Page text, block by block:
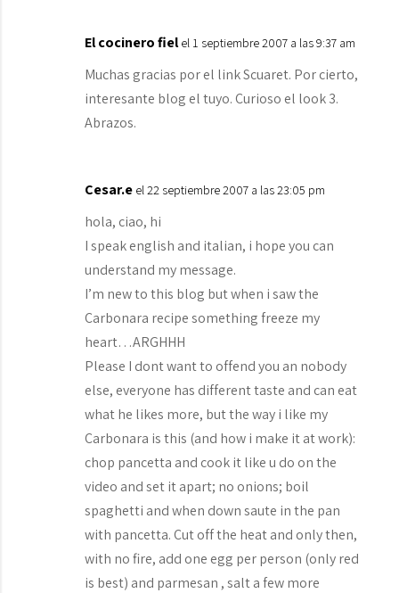
El cocinero fiel el 1 septiembre 2007 a las 9:37 am
Muchas gracias por el link Scuaret. Por cierto,
interesante blog el tuyo. Curioso el look 3.
Abrazos.
Cesar.e el 22 septiembre 2007 a las 23:05 pm
hola, ciao, hi
I speak english and italian, i hope you can
understand my message.
I’m new to this blog but when i saw the
Carbonara recipe something freeze my
heart…ARGHHH
Please I dont want to offend you an nobody
else, everyone has different taste and can eat
what he likes more, but the way i like my
Carbonara is this (and how i make it at work):
chop pancetta and cook it like u do on the
video and set it apart; no onions; boil
spaghetti and when down saute in the pan
with pancetta. Cut off the heat and only then,
with no fire, add one egg per person (only red
is best) and parmesan , salt a few more